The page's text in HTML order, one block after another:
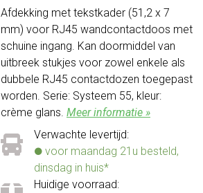
Afdekking met tekstkader (51,2 x 7
mm) voor RJ45 wandcontactdoos met
schuine ingang. Kan doormiddel van
uitbreek stukjes voor zowel enkele als
dubbele RJ45 contactdozen toegepast
worden. Serie: Systeem 55, kleur:
crème glans. Meer informatie »
Verwachte levertijd:
voor maandag 21u besteld,
dinsdag in huis*
Huidige voorraad: